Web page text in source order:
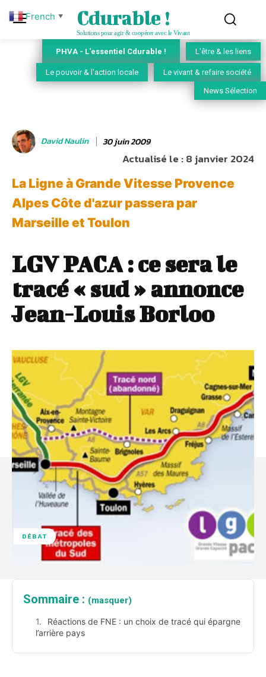
Cdurable !
Solutions pour agir & coopérer avec le Vivant
PHVA - L'essentiel Cdurable ! L'être & les liens
Le pouvoir & l'action locale Le vivant & refaire société
News Sélection
David Naulin 30 juin 2009
Actualisé le :8 janvier 2024
La Ligne à Grande Vitesse Provence
Alpes Côte d'azur passera par
Marseille et Toulon‎
LGV PACA : ce sera le
tracé « sud » annonce
Jean-Louis Borloo
DÉBAT
Sommaire : (masquer)
Réactions de FNE : un choix de tracé qui épargne
l’arrière pays
French ▼